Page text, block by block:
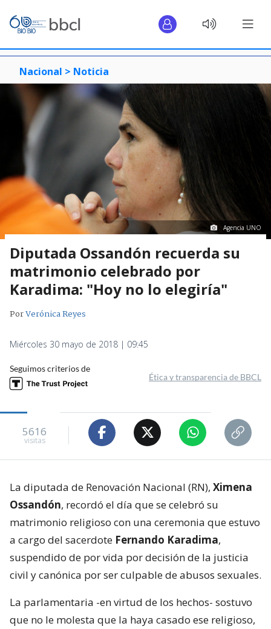
Nacional > Noticia
Agencia UNO
Diputada Ossandón recuerda su
matrimonio celebrado por
Karadima: "Hoy no lo elegiría"
PorVerónica Reyes
Miércoles 30 mayo de 2018 | 09:45
Seguimos criterios de
Ética y transparencia de BBCL
5616
visitas
La diputada de Renovación Nacional (RN), Ximena
Ossandón, recordó el día que se celebró su
matrimonio religioso con una ceremonia que estuvo
a cargo del sacerdote Fernando Karadima,
suspendido de por vida por decisión de la justicia
civil y canónica por ser culpable de abusos sexuales.
La parlamentaria -en virtud de los hechos- sostuvo
que no le molesta que la haya casado ese religioso,